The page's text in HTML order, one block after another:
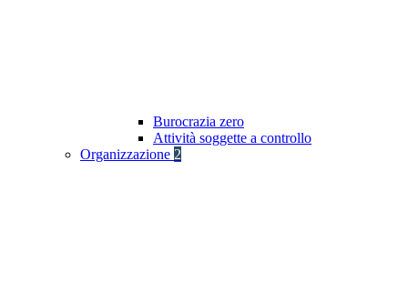
Burocrazia zero
Attività soggette a controllo
Organizzazione 2